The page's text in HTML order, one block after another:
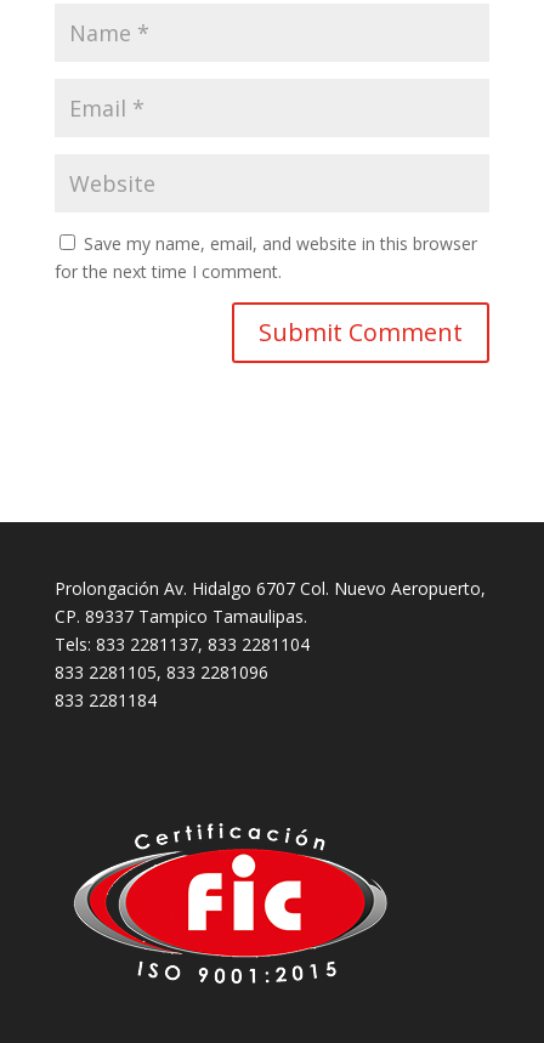
Save my name, email, and website in this browser
for the next time I comment.
Prolongación Av. Hidalgo 6707 Col. Nuevo Aeropuerto,
CP. 89337 Tampico Tamaulipas.
Tels: 833 2281137, 833 2281104
833 2281105, 833 2281096
833 2281184